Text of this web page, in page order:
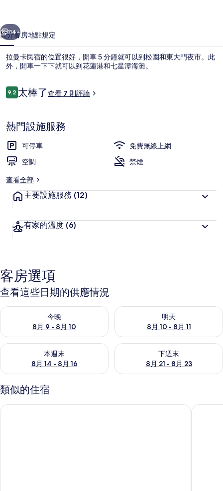
片
集
工業角落 | 高級寢具、羽絨被、舒適加
個 下一個
114+
簡介客房地點規定
拉曼卡民宿的位置很好，開車 5 分鐘就可以到松園和東大門夜市。此
外，開車一下下就可以到花蓮港和七星潭海灘。
評
論
9.29.2 分，滿分 10 分，
太棒了查看 7 則評論
熱門設施服務
可停車
免費無線上網
空調
禁煙
查看全部
主要設施服務 (12)
有家的溫度 (6)
客房選項
查看這些日期的供應情況
今晚
8月 9 - 8月 10
查看今晚 (8月 9 - 8月 10) 的供應情況
明天
8月 10 - 8月 11
查看明天 (8月 10 - 8月 11) 的
本週末
8月 14 - 8月 16
查看本週末 (8月 14 - 8月 16) 的供應情況
下週末
8月 21 - 8月 23
查看下週末 (8月 21 - 8月 23)
類似的住宿
齊亞風情民宿 幸福加